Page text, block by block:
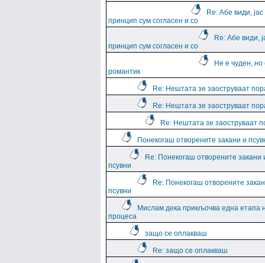
Re: Абе види,
принцип сум согласен и со
Re: Абе види,
принцип сум согласен и со
Не е чуден, но
романтик
Re: Нештата зе заоструваат
Re: Нештата зе заоструваат
Re: Нештата зе заоструваат
Понекогаш отворените закани и
Re: Понекогаш отворените закани
псувни
Re: Понекогаш отворените
псувни
Мислам дека прикљочва една етапа
процеса
защо се оплакваш
Re: защо се оплакваш